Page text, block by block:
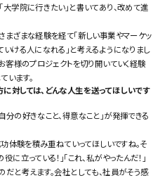
学院に行きたい」と書いてあり、改めて進
まざまな経験を経て「新しい事業やマーケッ
いける人になれる」と考えるようになりまし
客様のプロジェクトを切り開いていく経験
います。
対しては、どんな人生を送ってほしいです
の好きなこと、得意なこと」が発揮できる
功体験を積み重ねていってほしいですね。そ
立っている！」「これ、私がやったんだ！」
と考えます。会社としても、社員がそう感